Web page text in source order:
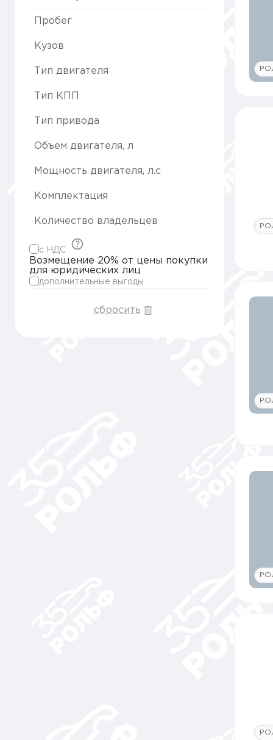
Пробег
Кузов
Тип двигателя
Тип КПП
Тип привода
Объем двигателя, л
Мощность двигателя, л.с
Комплектация
Количество владельцев
c НДС
Возмещение 20% от цены покупки
для юридических лиц
дополнительные выгоды
сбросить